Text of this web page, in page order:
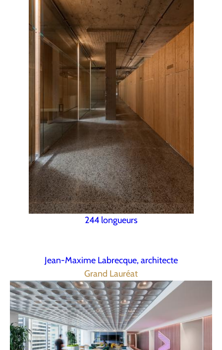
244 longueurs
Jean-Maxime Labrecque, architecte
Grand Lauréat